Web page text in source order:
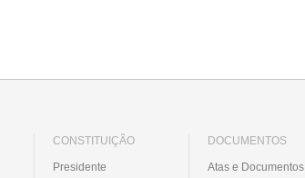
CONSTITUIÇÃO
Presidente
DOCUMENTOS
Atas e Documentos